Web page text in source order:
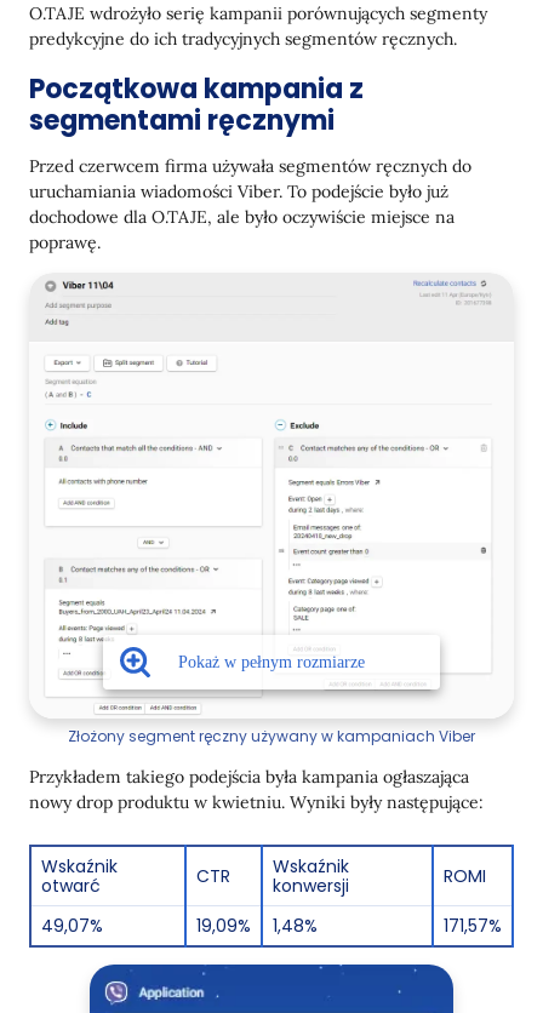
O.TAJE wdrożyło serię kampanii porównujących segmenty
predykcyjne do ich tradycyjnych segmentów ręcznych.
Początkowa kampania z
segmentami ręcznymi
Przed czerwcem firma używała segmentów ręcznych do
uruchamiania wiadomości Viber. To podejście było już
dochodowe dla O.TAJE, ale było oczywiście miejsce na
poprawę.
Złożony segment ręczny używany w kampaniach Viber
Przykładem takiego podejścia była kampania ogłaszająca
nowy drop produktu w kwietniu. Wyniki były następujące:
Wskaźnik
otwarć
CTR
Wskaźnik
konwersji
ROMI
49,07% 19,09% 1,48% 171,57%